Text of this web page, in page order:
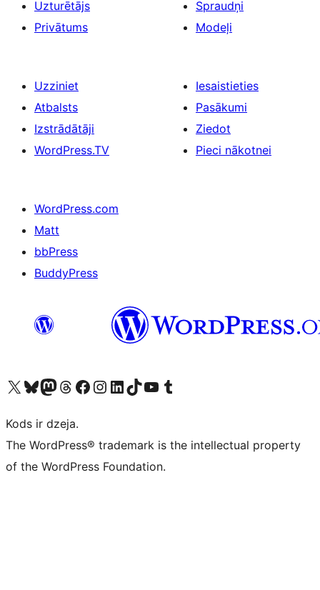
Uzturētājs
Privātums
Spraudņi
Modeļi
Uzziniet
Atbalsts
Izstrādātāji
WordPress.TV
Iesaistieties
Pasākumi
Ziedot
Pieci nākotnei
WordPress.com
Matt
bbPress
BuddyPress
Apmeklējiet mūsu X (agrāk Twitter) kontu
Apmeklējiet mūsu Bluesky kontu
Apmeklējiet mūsu Mastodon kontu
Apmeklējiet mūsu Threads kontu
Apmeklējiet mūsu Facebook lapuApmeklējiet mūsu Instagram kontu
Apmeklējiet mūsu LinkedIn kontu
Apmeklējiet mūsu TikTok kontu
Apmeklējiet mūsu YouTube kanālu
Apmeklējiet mūsu Tumblr kontu
Kods ir dzeja.
The WordPress® trademark is the intellectual property
of the WordPress Foundation.